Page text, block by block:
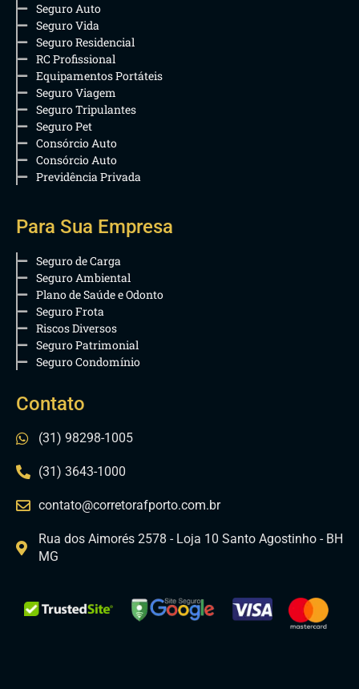
Seguro Auto
Seguro Vida
Seguro Residencial
RC Profissional
Equipamentos Portáteis
Seguro Viagem
Seguro Tripulantes
Seguro Pet
Consórcio Auto
Consórcio Auto
Previdência Privada
Para Sua Empresa
Seguro de Carga
Seguro Ambiental
Plano de Saúde e Odonto
Seguro Frota
Riscos Diversos
Seguro Patrimonial
Seguro Condomínio
Contato
(31) 98298-1005
(31) 3643-1000
contato@corretorafporto.com.br
Rua dos Aimorés 2578 - Loja 10 Santo Agostinho - BH
MG